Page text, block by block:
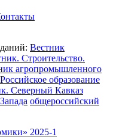
Вестник
Строительство.
агропромышленного
Российское образование
Северный Кавказ
общероссийский